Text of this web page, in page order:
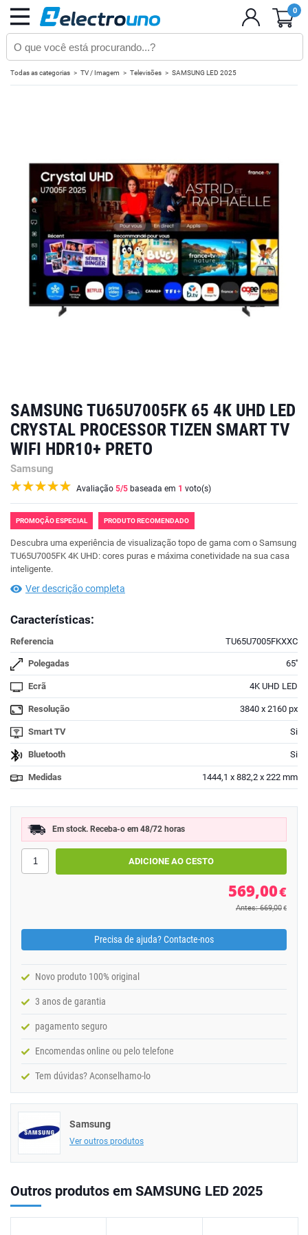
0
Todas as categorias TV / Imagem Televisões SAMSUNG LED 2025
SAMSUNG TU65U7005FK 65 4K UHD LED
CRYSTAL PROCESSOR TIZEN SMART TV
WIFI HDR10+ PRETO
Samsung
Avaliação 5/5 baseada em 1 voto(s)
PROMOÇÃO ESPECIAL PRODUTO RECOMENDADO
Descubra uma experiência de visualização topo de gama com o Samsung
TU65U7005FK 4K UHD: cores puras e máxima conetividade na sua casa
inteligente.
Ver descrição completa
Características:
Referencia TU65U7005FKXXC
Polegadas 65''
Ecrã 4K UHD LED
Resolução 3840 x 2160 px
Smart TV Si
Bluetooth Si
Medidas 1444,1 x 882,2 x 222 mm
Em stock. Receba-o em 48/72 horas
569,00€
Antes: 669,00 €
Precisa de ajuda? Contacte-nos
Novo produto 100% original
3 anos de garantia
pagamento seguro
Encomendas online ou pelo telefone
Tem dúvidas? Aconselhamo-lo
Samsung
Ver outros produtos
Outros produtos em SAMSUNG LED 2025